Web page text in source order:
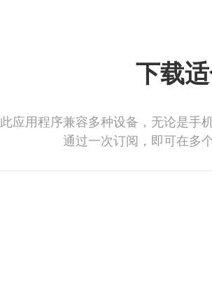
下载
此应用程序兼容多种设备，无论是手
通过一次订阅，即可在多